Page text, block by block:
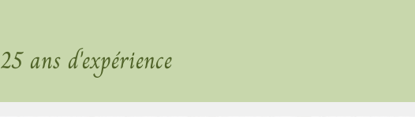
25 ans d'expérience